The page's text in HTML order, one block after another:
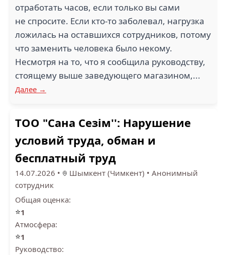
отработать часов, если только вы сами
не спросите. Если кто-то заболевал, нагрузка
ложилась на оставшихся сотрудников, потому
что заменить человека было некому.
Несмотря на то, что я сообщила руководству,
стоящему выше заведующего магазином,...
Далее →
ТОО "Сана Сезiм'': Нарушение
условий труда, обман и
бесплатный труд
14.07.2026 • Шымкент (Чимкент) • Анонимный
сотрудник
Общая оценка:
⭐1
Атмосфера:
⭐1
Руководство: